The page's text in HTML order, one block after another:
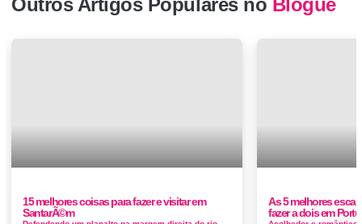
Outros Artigos Populares no Blogue
15 melhores coisas para fazer e visitar em
SantarÃ©m
As 5 melhores
fazer a dois em